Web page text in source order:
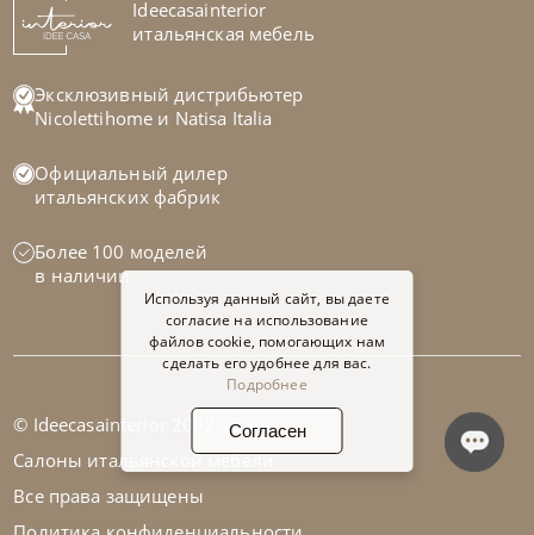
Ideecasainterior
итальянская мебель
Эксклюзивный дистрибьютер
Nicolettihome и Natisa Italia
Официальный дилер
итальянских фабрик
Более 100 моделей
в наличии
© Ideecasainterior 2002-2026
Салоны итальянской мебели
Все права защищены
Используя данный сайт, вы даете
согласие на использование
файлов cookie, помогающих нам
сделать его удобнее для вас.
Подробнее
Согласен